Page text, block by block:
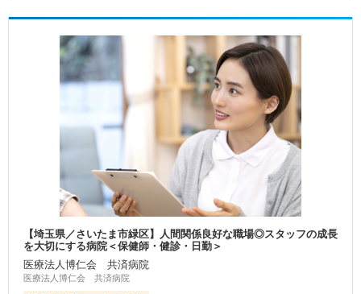
【埼玉県／さいたま市緑区】人間関係良好な職場◎スタッフの成長
を大切にする病院＜保健師・健診・日勤＞
医療法人博仁会 共済病院
医療法人博仁会 共済病院